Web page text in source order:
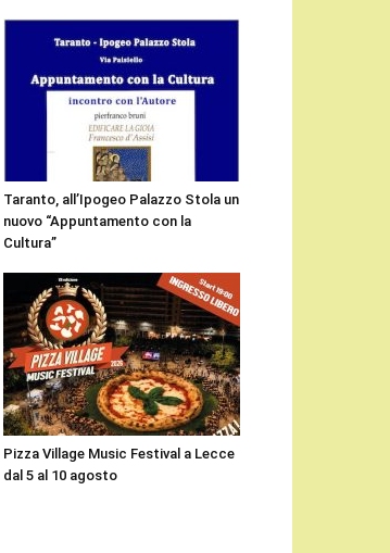
Taranto, all’Ipogeo Palazzo Stola un
nuovo “Appuntamento con la
Cultura”
Pizza Village Music Festival a Lecce
dal 5 al 10 agosto